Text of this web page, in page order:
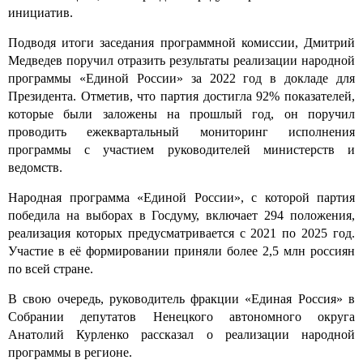
инициатив.
Подводя итоги заседания программной комиссии, Дмитрий
Медведев поручил отразить результаты реализации народной
программы «Единой России» за 2022 год в докладе для
Президента. Отметив, что партия достигла 92% показателей,
которые были заложены на прошлый год, он поручил
проводить ежеквартальный мониторинг исполнения
программы с участием руководителей министерств и
ведомств.
Народная программа «Единой России», с которой партия
победила на выборах в Госдуму, включает 294 положения,
реализация которых предусматривается с 2021 по 2025 год.
Участие в её формировании приняли более 2,5 млн россиян
по всей стране.
В свою очередь, руководитель фракции «Единая Россия» в
Собрании депутатов Ненецкого автономного округа
Анатолий Курленко рассказал о реализации народной
программы в регионе.